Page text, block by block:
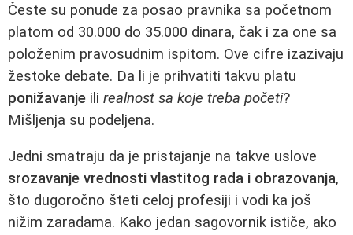
Česte su ponude za posao pravnika sa početnom
platom od 30.000 do 35.000 dinara, čak i za one sa
položenim pravosudnim ispitom. Ove cifre izazivaju
žestoke debate. Da li je prihvatiti takvu platu
ponižavanje ili realnost sa koje treba početi?
Mišljenja su podeljena.
Jedni smatraju da je pristajanje na takve uslove
srozavanje vrednosti vlastitog rada i obrazovanja,
što dugoročno šteti celoj profesiji i vodi ka još
nižim zaradama. Kako jedan sagovornik ističe, ako